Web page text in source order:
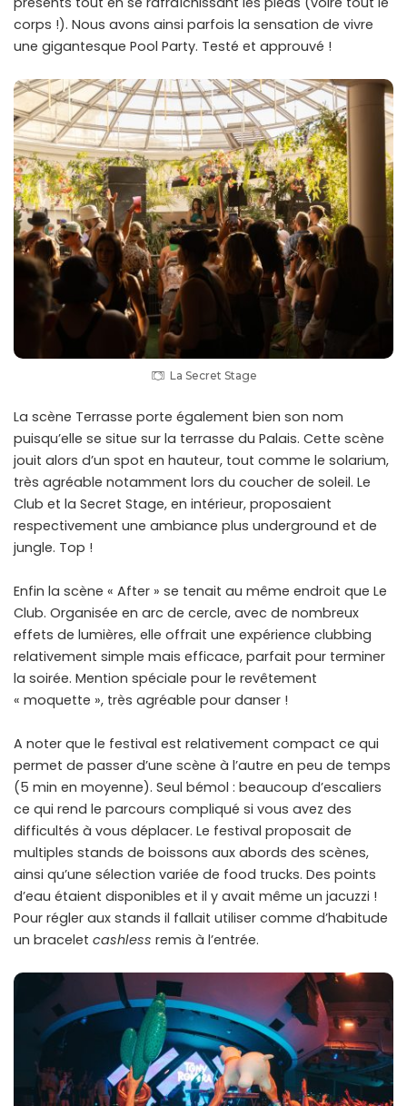
corps !). Nous avons ainsi parfois la sensation de vivre
une gigantesque Pool Party. Testé et approuvé !
La Secret Stage
La scène Terrasse porte également bien son nom
puisqu’elle se situe sur la terrasse du Palais. Cette scène
jouit alors d’un spot en hauteur, tout comme le solarium,
très agréable notamment lors du coucher de soleil. Le
Club et la Secret Stage, en intérieur, proposaient
respectivement une ambiance plus underground et de
jungle. Top !
Enfin la scène « After » se tenait au même endroit que Le
Club. Organisée en arc de cercle, avec de nombreux
effets de lumières, elle offrait une expérience clubbing
relativement simple mais efficace, parfait pour terminer
la soirée. Mention spéciale pour le revêtement
« moquette », très agréable pour danser !
A noter que le festival est relativement compact ce qui
permet de passer d’une scène à l’autre en peu de temps
(5 min en moyenne). Seul bémol : beaucoup d’escaliers
ce qui rend le parcours compliqué si vous avez des
difficultés à vous déplacer. Le festival proposait de
multiples stands de boissons aux abords des scènes,
ainsi qu’une sélection variée de food trucks. Des points
d’eau étaient disponibles et il y avait même un jacuzzi !
Pour régler aux stands il fallait utiliser comme d’habitude
un bracelet cashless remis à l’entrée.